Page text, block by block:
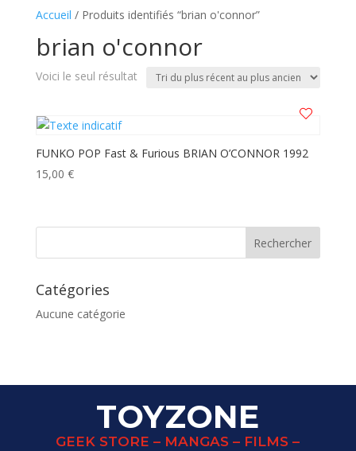
Accueil / Produits identifiés “brian o'connor”
brian o'connor
Voici le seul résultat
FUNKO POP Fast & Furious BRIAN O’CONNOR 1992
15,00 €
Catégories
Aucune catégorie
TOYZONE
GEEK STORE – MANGAS – FILMS –